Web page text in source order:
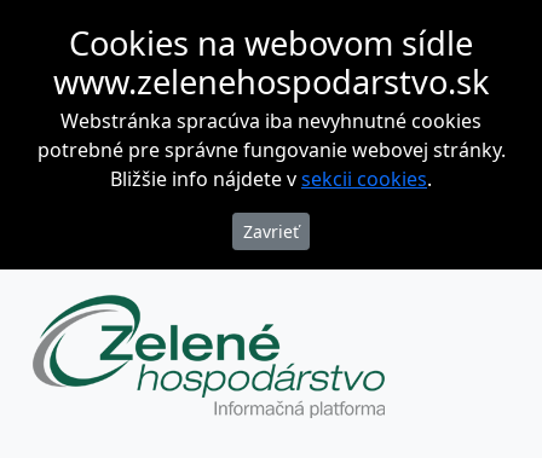
Cookies na webovom sídle
www.zelenehospodarstvo.sk
Webstránka spracúva iba nevyhnutné cookies
potrebné pre správne fungovanie webovej stránky.
Bližšie info nájdete vsekcii cookies.